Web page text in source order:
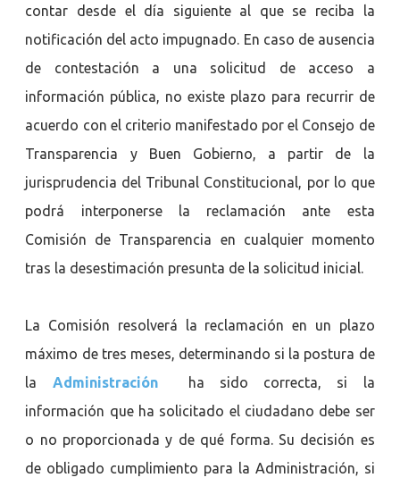
contar desde el día siguiente al que se reciba la
notificación del acto impugnado. En caso de ausencia
de contestación a una solicitud de acceso a
información pública, no existe plazo para recurrir de
acuerdo con el criterio manifestado por el Consejo de
Transparencia y Buen Gobierno, a partir de la
jurisprudencia del Tribunal Constitucional, por lo que
podrá interponerse la reclamación ante esta
Comisión de Transparencia en cualquier momento
tras la desestimación presunta de la solicitud inicial.
La Comisión resolverá la reclamación en un plazo
máximo de tres meses, determinando si la postura de
la Administración
ha sido correcta, si la
información que ha solicitado el ciudadano debe ser
o no proporcionada y de qué forma. Su decisión es
de obligado cumplimiento para la Administración, si